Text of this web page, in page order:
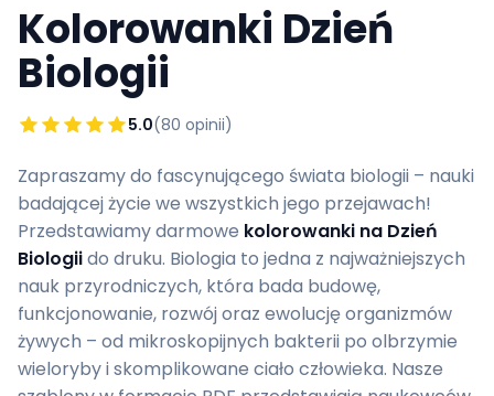
Kolorowanki Dzień
Biologii
5.0(80 opinii)
Zapraszamy do fascynującego świata biologii – nauki
badającej życie we wszystkich jego przejawach!
Przedstawiamy darmowe kolorowanki na Dzień
Biologiido druku. Biologia to jedna z najważniejszych
nauk przyrodniczych, która bada budowę,
funkcjonowanie, rozwój oraz ewolucję organizmów
żywych – od mikroskopijnych bakterii po olbrzymie
wieloryby i skomplikowane ciało człowieka. Nasze